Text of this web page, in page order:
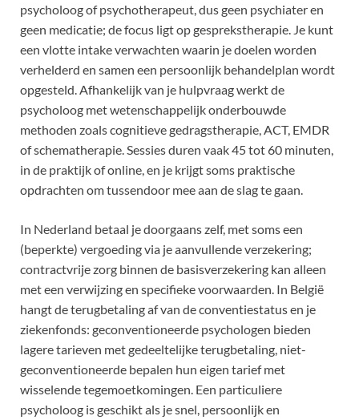
psycholoog of psychotherapeut, dus geen psychiater en
geen medicatie; de focus ligt op gesprekstherapie. Je kunt
een vlotte intake verwachten waarin je doelen worden
verhelderd en samen een persoonlijk behandelplan wordt
opgesteld. Afhankelijk van je hulpvraag werkt de
psycholoog met wetenschappelijk onderbouwde
methoden zoals cognitieve gedragstherapie, ACT, EMDR
of schematherapie. Sessies duren vaak 45 tot 60 minuten,
in de praktijk of online, en je krijgt soms praktische
opdrachten om tussendoor mee aan de slag te gaan.
In Nederland betaal je doorgaans zelf, met soms een
(beperkte) vergoeding via je aanvullende verzekering;
contractvrije zorg binnen de basisverzekering kan alleen
met een verwijzing en specifieke voorwaarden. In België
hangt de terugbetaling af van de conventiestatus en je
ziekenfonds: geconventioneerde psychologen bieden
lagere tarieven met gedeeltelijke terugbetaling, niet-
geconventioneerde bepalen hun eigen tarief met
wisselende tegemoetkomingen. Een particuliere
psycholoog is geschikt als je snel, persoonlijk en